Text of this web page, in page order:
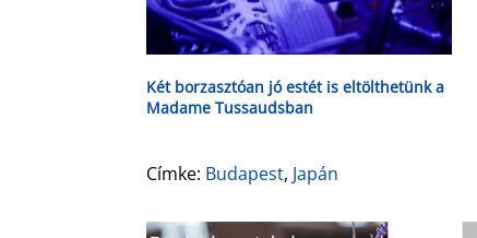
Két borzasztóan jó estét is eltölthetünk a
Madame Tussaudsban
Címke: Budapest, Japán